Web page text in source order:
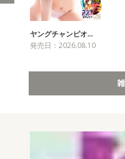
ヤングチャンピオ…
発売日：2026.08.10